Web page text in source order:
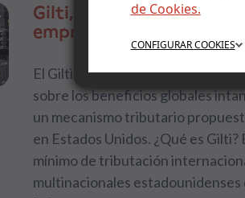
de Cookies.
CONFIGURARCOOKIES
Gilti, impuestos globales
empresas
El Gilti o Global Intangible Low
sobre los beneficios globales
un mecanismo tributario
en Estados Unidos. ¿Qué es
mínimo de tributación
multinacionales